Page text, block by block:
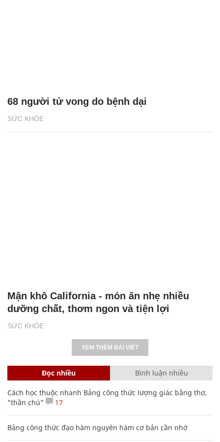
SỨC KHỎE
68 người tử vong do bệnh dại
SỨC KHỎE
Mận khô California - món ăn nhẹ nhiều
dưỡng chất, thơm ngon và tiện lợi
XEM THÊM BÀI VIẾT
Đọc nhiều Bình luận nhiều
Cách học thuộc nhanh Bảng công thức lượng giác bằng thơ,
"thần chú"
17
Bảng công thức đạo hàm nguyên hàm cơ bản cần nhớ